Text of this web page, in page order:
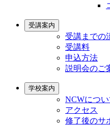
受講案内
受講までの
受講料
申込方法
説明会のご
学校案内
NCWについ
アクセス
修了後のサ